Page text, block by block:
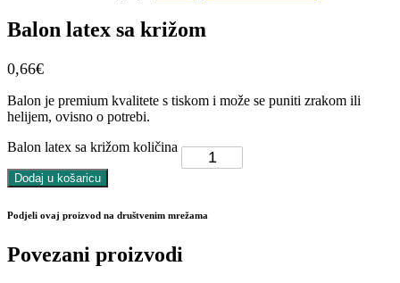
Balon latex sa križom
0,66€
Balon je premium kvalitete s tiskom i može se puniti zrakom ili
helijem, ovisno o potrebi.
Balon latex sa križom količina
Dodaj u košaricu
Podjeli ovaj proizvod na društvenim mrežama
Povezani proizvodi